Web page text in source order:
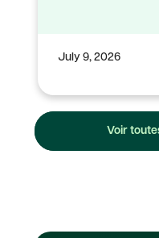
July 9, 2026
Voir